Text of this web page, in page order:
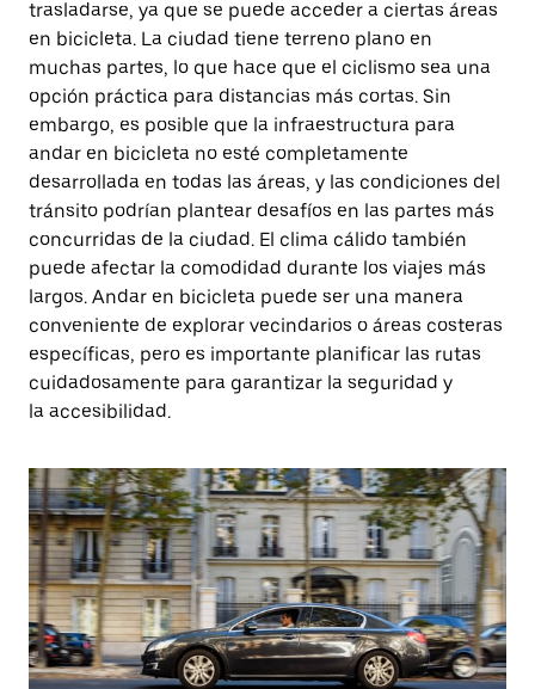
trasladarse, ya que se puede acceder a ciertas áreas
en bicicleta. La ciudad tiene terreno plano en
muchas partes, lo que hace que el ciclismo sea una
opción práctica para distancias más cortas. Sin
embargo, es posible que la infraestructura para
andar en bicicleta no esté completamente
desarrollada en todas las áreas, y las condiciones del
tránsito podrían plantear desafíos en las partes más
concurridas de la ciudad. El clima cálido también
puede afectar la comodidad durante los viajes más
largos. Andar en bicicleta puede ser una manera
conveniente de explorar vecindarios o áreas costeras
específicas, pero es importante planificar las rutas
cuidadosamente para garantizar la seguridad y
la accesibilidad.